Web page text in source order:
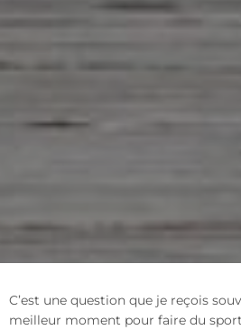
C’est une question que je reçois
meilleur moment pour faire du